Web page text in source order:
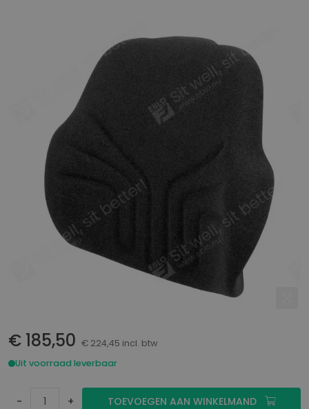
€ 185,50 € 224,45 incl. btw
Uit voorraad leverbaar
- + TOEVOEGEN AAN WINKELMAND